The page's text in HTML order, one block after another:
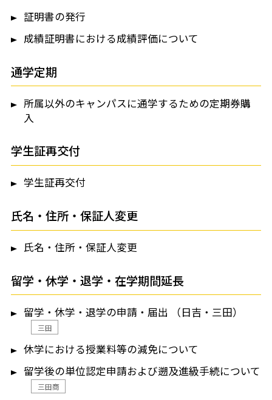
証明書の発行
成績証明書における成績評価について
通学定期
所属以外のキャンパスに通学するための定期券購
入
学生証再交付
学生証再交付
氏名・住所・保証人変更
氏名・住所・保証人変更
留学・休学・退学・在学期間延長
留学・休学・退学の申請・届出 （日吉・三田）
三田
休学における授業料等の減免について
留学後の単位認定申請および遡及進級手続について
三田商